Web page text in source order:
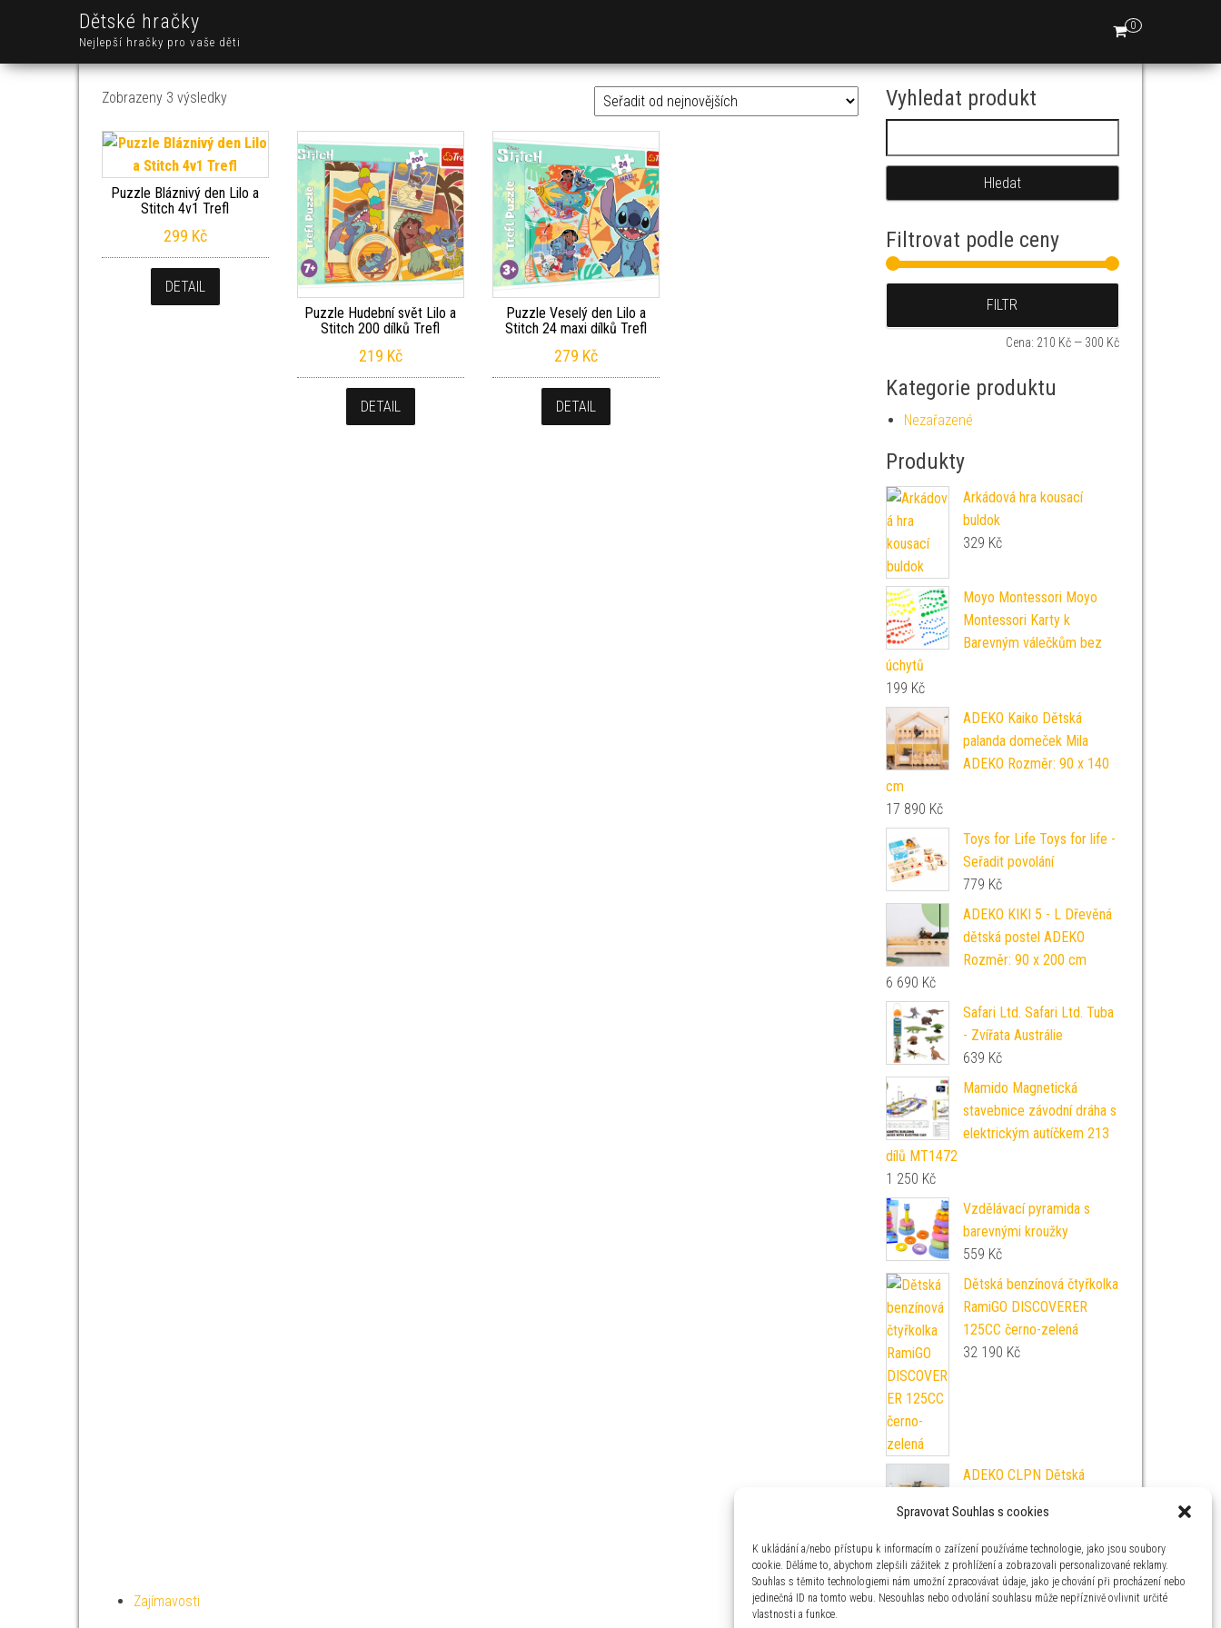
Spravovat Souhlas s cookies
K ukládání a/nebo přístupu k informacím o zařízení používáme technologie, jako jsou soubory
cookie. Děláme to, abychom zlepšili zážitek z prohlížení a zobrazovali personalizované reklamy.
Souhlas s těmito technologiemi nám umožní zpracovávat údaje, jako je chování při procházení nebo
jedinečná ID na tomto webu. Nesouhlas nebo odvolání souhlasu může nepříznivě ovlivnit určité
vlastnosti a funkce.
Dětské hračky
Nejlepší hračky pro vaše děti
0
Zobrazeny 3 výsledkySeřazeno od nejnovějších
Puzzle Bláznivý den Lilo a
Stitch 4v1 Trefl
299 Kč
DETAIL
Puzzle Hudební svět Lilo a
Stitch 200 dílků Trefl
219 Kč
DETAIL
Puzzle Veselý den Lilo a
Stitch 24 maxi dílků Trefl
279 Kč
DETAIL
Vyhledat produkt
Filtrovat podle ceny
FILTR
Cena: 210 Kč — 300 Kč
Kategorie produktu
Nezařazené
Produkty
Arkádová hra kousací
buldok
329 Kč
Moyo Montessori Moyo
Montessori Karty k
Barevným válečkům bez
úchytů
199 Kč
ADEKO Kaiko Dětská
palanda domeček Mila
ADEKO Rozměr: 90 x 140
cm
17 890 Kč
Toys for Life Toys for life -
Seřadit povolání
779 Kč
ADEKO KIKI 5 - L Dřevěná
dětská postel ADEKO
Rozměr: 90 x 200 cm
6 690 Kč
Safari Ltd. Safari Ltd. Tuba
- Zvířata Austrálie
639 Kč
Mamido Magnetická
stavebnice závodní dráha s
elektrickým autíčkem 213
dílů MT1472
1 250 Kč
Vzdělávací pyramida s
barevnými kroužky
559 Kč
Dětská benzínová čtyřkolka
RamiGO DISCOVERER
125CC černo-zelená
32 190 Kč
ADEKO CLPN Dětská
Rozměr: 90 x 140 cm
9 590Kč
Zajímavosti